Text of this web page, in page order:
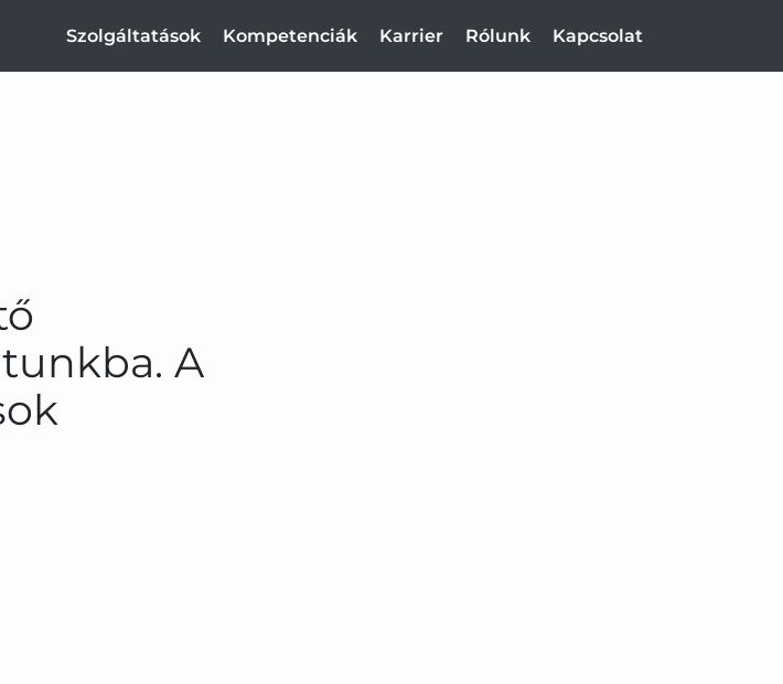
Szolgáltatások Kompetenciák Karrier Rólunk Kapcsolat
A